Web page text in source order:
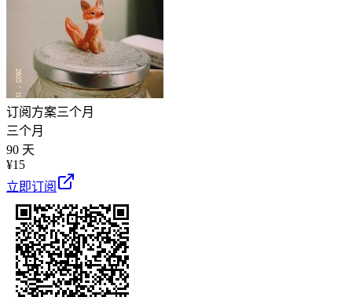
订阅方案三个月
三个月
90 天
¥15
立即订阅